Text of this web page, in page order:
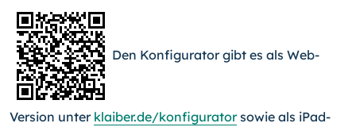
Den Konfigurator gibt es als Web-
Version unter klaiber.de/konfiguratorsowie als iPad-